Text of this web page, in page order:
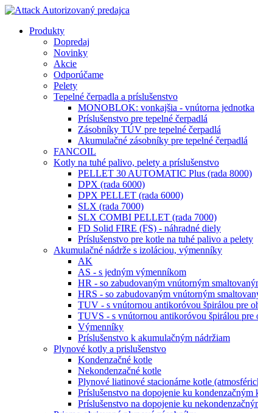
Produkty
Dopredaj
Novinky
Akcie
Odporúčame
Pelety
Tepelné čerpadla a príslušenstvo
MONOBLOK: vonkajšia - vnútorna jednotka
Príslušenstvo pre tepelné čerpadlá
Zásobníky TÚV pre tepelné čerpadlá
Akumulačné zásobníky pre tepelné čerpadlá
FANCOIL
Kotly na tuhé palivo, pelety a príslušenstvo
PELLET 30 AUTOMATIC Plus (rada 8000)
DPX (rada 6000)
DPX PELLET (rada 6000)
SLX (rada 7000)
SLX COMBI PELLET (rada 7000)
FD Solid FIRE (FS) - náhradné diely
Príslušenstvo pre kotle na tuhé palivo a pelety
Akumulačné nádrže s izoláciou, výmenníky
AK
AS - s jedným výmenníkom
HR - so zabudovaným vnútorným
HRS - so zabudovaným vnútorným
TUV - s vnútornou antikoróvou špirálou pre
TUVS - s vnútornou antikoróvou špirálou
Výmenníky
Príslušenstvo k akumulačným nádržiam
Plynové kotly a prislušenstvo
Kondenzačné kotle
Nekondenzačné kotle
Plynové liatinové stacionárne kotle
Príslušenstvo na dopojenie ku kondenzačným
Príslušenstvo na dopojenie ku